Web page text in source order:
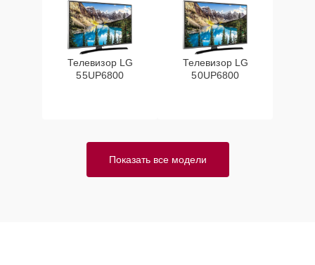
Телевизор LG
55UP6800
Телевизор LG
50UP6800
Показать все модели